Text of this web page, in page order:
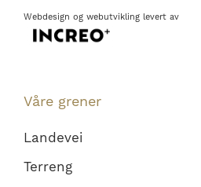
Webdesign og webutvikling levert av
Våre grener
Landevei
Terreng